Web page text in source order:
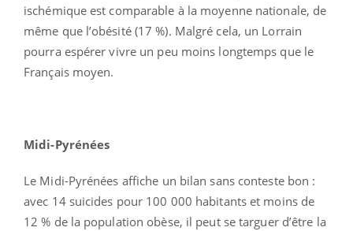
ischémique est comparable à la moyenne nationale, de
même que l’obésité (17 %). Malgré cela, un Lorrain
pourra espérer vivre un peu moins longtemps que le
Français moyen.
Midi-Pyrénées
Le Midi-Pyrénées affiche un bilan sans conteste bon :
avec 14 suicides pour 100 000 habitants et moins de
12 % de la population obèse, il peut se targuer d’être la